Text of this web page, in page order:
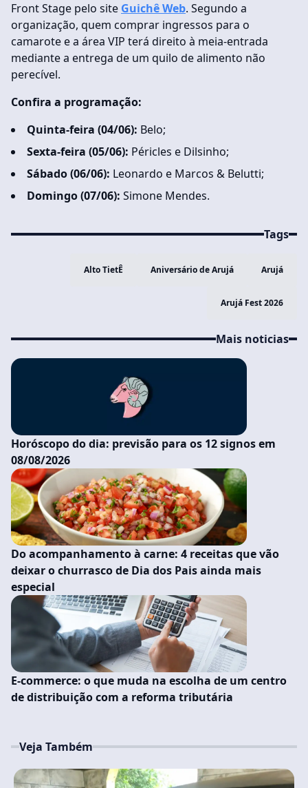
Front Stage pelo site Guichê Web. Segundo a
organização, quem comprar ingressos para o
camarote e a área VIP terá direito à meia-entrada
mediante a entrega de um quilo de alimento não
perecível.
Confira a programação:
Quinta-feira (04/06): Belo;
Sexta-feira (05/06): Péricles e Dilsinho;
Sábado (06/06): Leonardo e Marcos & Belutti;
Domingo (07/06): Simone Mendes.
Tags
Alto TietÊ Aniversário de Arujá Arujá
Arujá Fest 2026
Mais noticias
Horóscopo do dia: previsão para os 12 signos em
08/08/2026
Do acompanhamento à carne: 4 receitas que vão
deixar o churrasco de Dia dos Pais ainda mais
especial
E-commerce: o que muda na escolha de um centro
de distribuição com a reforma tributária
Veja Também